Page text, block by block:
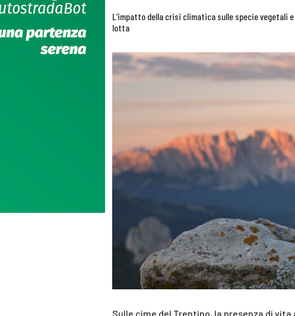
L’impatto della crisi climatica sulle specie vegetali
lotta
Sulle cime del Trentino, la presenza di